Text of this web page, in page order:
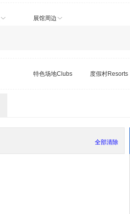
展馆周边
特色场地Clubs 度假村Resorts
全部清除